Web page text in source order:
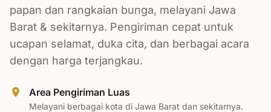
papan dan rangkaian bunga, melayani Jawa
Barat & sekitarnya. Pengiriman cepat untuk
ucapan selamat, duka cita, dan berbagai acara
dengan harga terjangkau.
Area Pengiriman Luas
Melayani berbagai kota di Jawa Barat dan sekitarnya.